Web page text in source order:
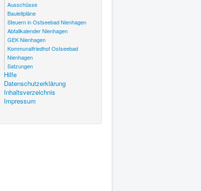
Ausschüsse
Bauleitpläne
Steuern in Ostseebad Nienhagen
Abfallkalender Nienhagen
GEK Nienhagen
Kommunalfriedhof Ostseebad
Nienhagen
Satzungen
Hilfe
Datenschutzerklärung
Inhaltsverzeichnis
Impressum